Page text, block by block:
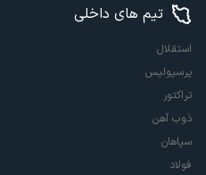
تیم های داخلی
استقلال
پرسپولیس
تراکتور
ذوب آهن
سپاهان
فولاد